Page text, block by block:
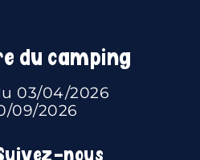
du camping
03/04/2026
09/2026
nous